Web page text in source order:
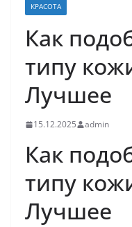
КРАСОТА
Как
типу
Лучшее
15.12.2025 admin
Как
типу
Лучшее